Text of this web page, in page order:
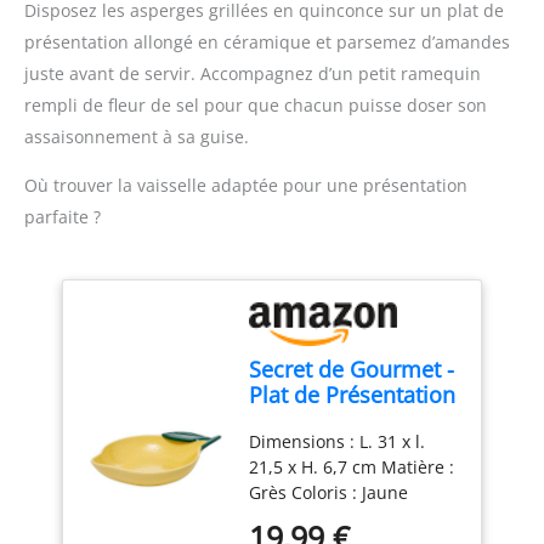
sa durée de vie.
réglable par bouton
rotatif 360° avec rétro-
éclairage LED. Le câble
d'alimentation de 1,4 m
Utilisable à l'intérieur
comme à l'extérieur, ce
convivial entre amis ou
en famille. Le bac à eau
réduit également fumée
et odeurs en plus de
récupérer les graisses
Grillades en toute
sécurité - Le revêtement
Safetouch du gril
électrique ne conduit pas
la chaleur. La grille en
inox est protégée par un
Disposez les asperges grillées en quinconce sur un plat de
présentation allongé en céramique et parsemez d’amandes
juste avant de servir. Accompagnez d’un petit ramequin
rempli de fleur de sel pour que chacun puisse doser son
assaisonnement à sa guise.
Où trouver la vaisselle adaptée pour une présentation
parfaite ?
Secret de Gourmet -
Plat de Présentation
"Citrons" 31cm
Jaune
Dimensions : L. 31 x l.
21,5 x H. 6,7 cm Matière :
Grès Coloris : Jaune